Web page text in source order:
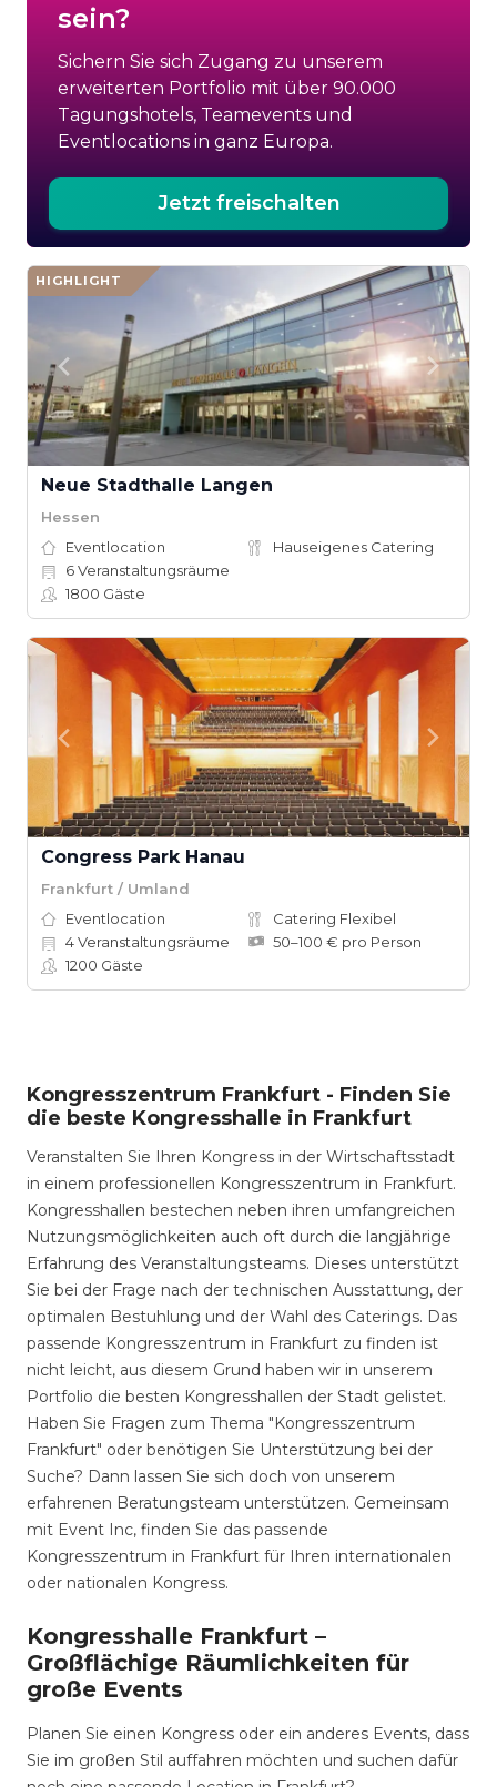
sein?
Sichern Sie sich Zugang zu unserem
erweiterten Portfolio mit über 90.000
Tagungshotels, Teamevents und
Eventlocations in ganz Europa.
Jetzt freischalten
HIGHLIGHT
Neue Stadthalle Langen
Hessen
Eventlocation
Hauseigenes Catering
6Veranstaltungsräume
1800 Gäste
Congress Park Hanau
Frankfurt / Umland
Eventlocation
Catering Flexibel
4Veranstaltungsräume
50–100 € pro Person
1200 Gäste
Kongresszentrum Frankfurt - Finden Sie
die beste Kongresshalle in Frankfurt
Veranstalten Sie Ihren Kongress in der Wirtschaftsstadt
in einem professionellen Kongresszentrum in Frankfurt.
Kongresshallen bestechen neben ihren umfangreichen
Nutzungsmöglichkeiten auch oft durch die langjährige
Erfahrung des Veranstaltungsteams. Dieses unterstützt
Sie bei der Frage nach der technischen Ausstattung, der
optimalen Bestuhlung und der Wahl des Caterings. Das
passende Kongresszentrum in Frankfurt zu finden ist
nicht leicht, aus diesem Grund haben wir in unserem
Portfolio die besten Kongresshallen der Stadt gelistet.
Haben Sie Fragen zum Thema "Kongresszentrum
Frankfurt" oder benötigen Sie Unterstützung bei der
Suche? Dann lassen Sie sich doch von unserem
erfahrenen Beratungsteam unterstützen. Gemeinsam
mit Event Inc, finden Sie das passende
Kongresszentrum in Frankfurt für Ihren internationalen
oder nationalen Kongress.
Kongresshalle Frankfurt –
Großflächige Räumlichkeiten für
große Events
Planen Sie einen Kongress oder ein anderes Events, dass
Sie im großen Stil auffahren möchten und suchen dafür